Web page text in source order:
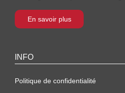
En savoir plus
INFO
Politique de confidentialité